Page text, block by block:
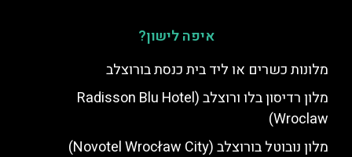
איפה לישון?
מלונות כשרים או ליד בית כנסת בורוצלב
מלון רדיסון בלו ורוצלב (Radisson Blu Hotel
Wroclaw)
מלון נובוטל בורוצלב (Novotel Wrocław City)